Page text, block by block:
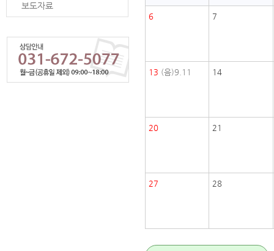
보도자료
6 7
13 (음)9.11 14
20 21
27 28